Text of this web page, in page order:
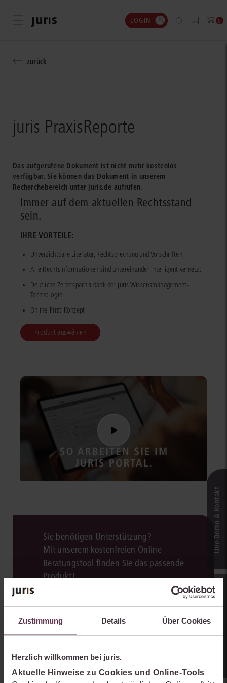
Zustimmung Details Über Cookies
Herzlich willkommen bei juris.
Aktuelle Hinweise zu Cookies und Online-Tools
Menü öffnen LOGIN 0
zurück
juris PraxisReporte
Das aufgerufene Dokument ist nicht mehr kostenlos
verfügbar. Sie können das Dokument in unserem
Recherchebereich unter juris.de aufrufen.
Immer auf dem aktuellen Rechtsstand
sein.
IHRE VORTEILE:
Unverzichtbare Literatur, Rechtsprechung und Vorschriften
Alle Rechtsinformationen sind untereinander intelligent vernetzt
Deutliche Zeitersparnis dank der juris Wissensmanagement-
Technologie
Online-First-Konzept
Produkt auswählen
Sie benötigen Unterstützung?
Mit unserem kostenfreien Online-
Beratungstool finden Sie das passende
Produkt!
Zum Beratungstool
Live‑Demo & Kontakt
Online-Produkt­berater